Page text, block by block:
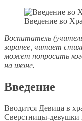
Введение во
Воспитатель
заранее, читает
может попросить
на иконе.
Введение
Вводится Девица в
Сверстницы-девушки